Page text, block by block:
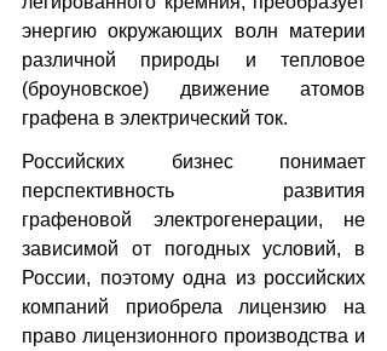
энергию окружающих волн материи
различной природы и тепловое
(броуновское) движение атомов
графена в электрический ток.
Российских бизнес понимает
перспективность развития
графеновой электрогенерации, не
зависимой от погодных условий, в
России, поэтому одна из российских
компаний приобрела лицензию на
право лицензионного производства и